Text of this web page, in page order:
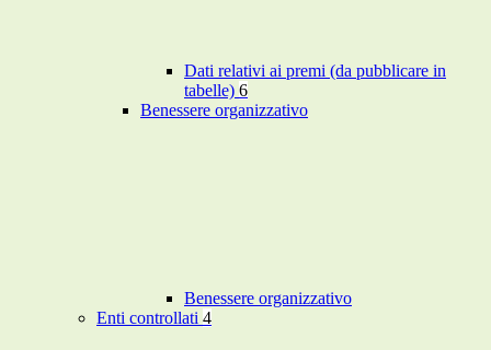
Dati relativi ai premi (da pubblicare in
tabelle) 6
Benessere organizzativo
Benessere organizzativo
Enti controllati 4